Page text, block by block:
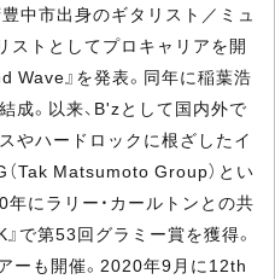
中市出身のギタリスト／ミュ
ストとしてプロキャリアを開
Wave』を発表。同年に稲葉浩
成。以来、B'zとして国内外で
やハードロックに根ざしたイ
Tak Matsumoto Group）とい
にラリー・カールトンとの共
で第53回グラミー賞を獲得。
ーも開催。2020年9月に12th